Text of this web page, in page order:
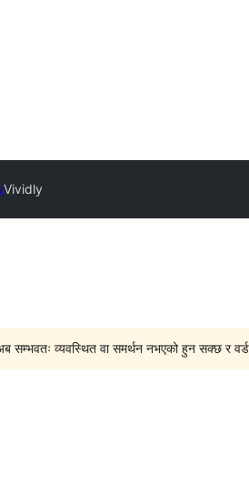
Vividly
सम्भवतः व्यवस्थित वा समर्थन नभएको हुन सक्छ र